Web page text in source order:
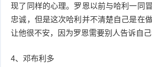
现了同样的心理。罗恩以前与哈利一同
忠诚，但是这次哈利并不清楚自己是在
让他很不安，因为罗恩需要别人告诉自己
4、邓布利多